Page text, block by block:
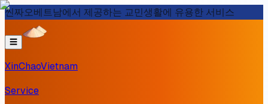
씬짜오베트남에서 제공하는 교민생활에 유용한 서비스
☰
XinChaoVietnam
Service